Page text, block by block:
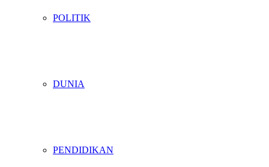
POLITIK
DUNIA
PENDIDIKAN